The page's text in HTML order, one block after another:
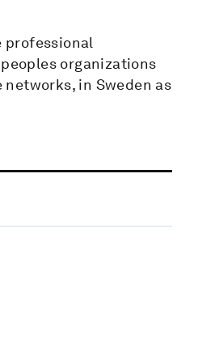
professional
organizations
in Sweden as